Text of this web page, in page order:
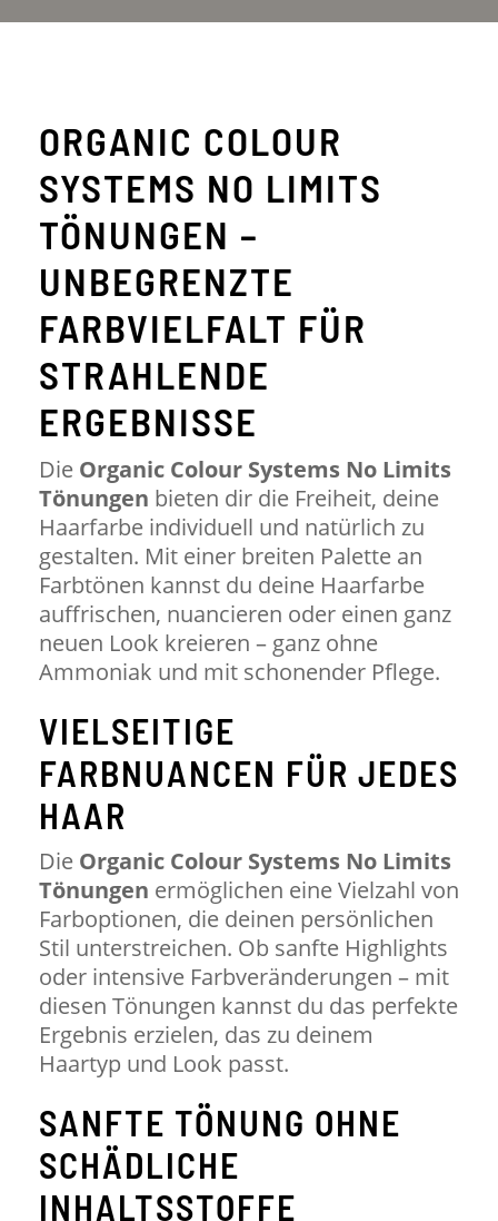
ORGANIC COLOUR
SYSTEMS NO LIMITS
TÖNUNGEN –
UNBEGRENZTE
FARBVIELFALT FÜR
STRAHLENDE
ERGEBNISSE
Die Organic Colour Systems No Limits
Tönungen bieten dir die Freiheit, deine
Haarfarbe individuell und natürlich zu
gestalten. Mit einer breiten Palette an
Farbtönen kannst du deine Haarfarbe
auffrischen, nuancieren oder einen ganz
neuen Look kreieren – ganz ohne
Ammoniak und mit schonender Pflege.
VIELSEITIGE
FARBNUANCEN FÜR JEDES
HAAR
Die Organic Colour Systems No Limits
Tönungen ermöglichen eine Vielzahl von
Farboptionen, die deinen persönlichen
Stil unterstreichen. Ob sanfte Highlights
oder intensive Farbveränderungen – mit
diesen Tönungen kannst du das perfekte
Ergebnis erzielen, das zu deinem
Haartyp und Look passt.
SANFTE TÖNUNG OHNE
SCHÄDLICHE
INHALTSSTOFFE